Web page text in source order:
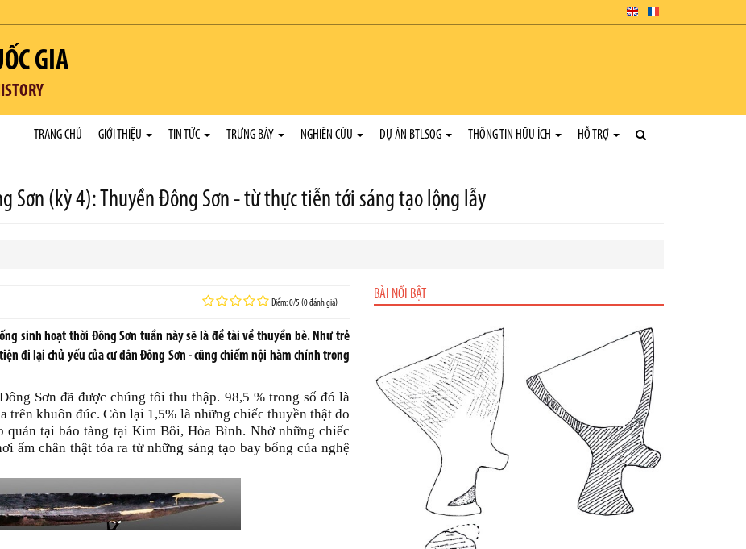
GIA
TRANG CHỦ GIỚI THIỆU TIN TỨC TRƯNG BÀY NGHIÊN CỨU DỰ ÁN BTLSQG THÔNG TIN HỮU ÍCH HỖ TRỢ
Sơn (kỳ 4): Thuyền Đông Sơn - từ thực tiễn tới sáng tạo lộng lẫy
Điểm: 0/5 (0 đánh giá)
sinh hoạt thời Đông Sơn tuần này sẽ là đề tài về thuyền bè. Như trẻ
đi lại chủ yếu của cư dân Đông Sơn - cũng chiếm nội hàm chính trong
Sơn đã được chúng tôi thu thập. 98,5 % trong số đó là
trên khuôn đúc. Còn lại 1,5% là những chiếc thuyền thật do
tại bảo tàng tại Kim Bôi, Hòa Bình. Nhờ những chiếc
ấm chân thật tỏa ra từ những sáng tạo bay bổng của nghệ
BÀI NỔI BẬT